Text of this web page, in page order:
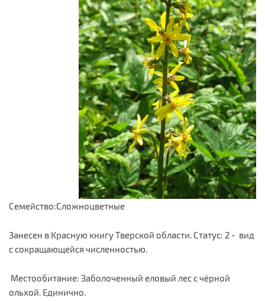
Семейство:Сложноцветные
Занесен в Красную книгу Тверской области. Статус: 2 - вид
с сокращающейся численностью.
Местообитание: Заболоченный еловый лес с чёрной
ольхой. Единично.